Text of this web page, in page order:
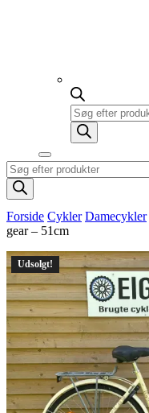
Products
search
Products
search
Forside Cykler Damecykler
gear – 51cm
Udsolgt!